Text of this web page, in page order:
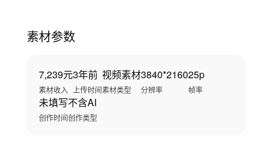
素材参数
7,239元
素材收入
3年前
上传时间
视频素材
素材类型
3840*2160
分辨率
25p
帧率
未填写
创作时间
不含AI
创作类型